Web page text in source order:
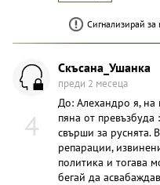
Сигнализирай за
4
Скъсана_Ушанка
преди 2 месеца
До: Aлexaндpo я, на
пяна от
свърши за руснята.
репарации,
политика и тогава
бегай да